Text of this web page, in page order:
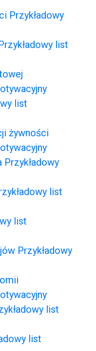
Przykładowy
list
list
żywności
Przykładowy
list
list
Przykładowy
list
list